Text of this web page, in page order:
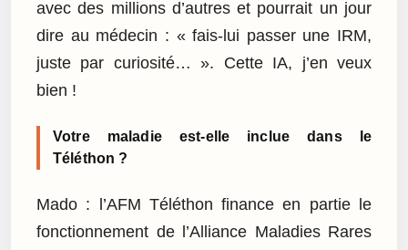
avec des millions d’autres et pourrait un jour
dire au médecin : « fais-lui passer une IRM,
juste par curiosité… ». Cette IA, j’en veux
bien !
Votre maladie est-elle inclue dans le
Téléthon ?
Mado : l’AFM Téléthon finance en partie le
fonctionnement de l’Alliance Maladies Rares